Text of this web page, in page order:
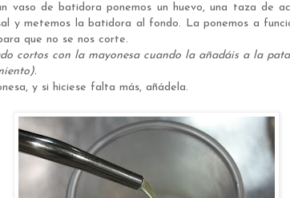
vaso de batidora ponemos un huevo, una taza de
y metemos la batidora al fondo. La ponemos a
que no se nos corte.
cortos con la mayonesa cuando la añadáis a la
y si hiciese falta más, añádela.